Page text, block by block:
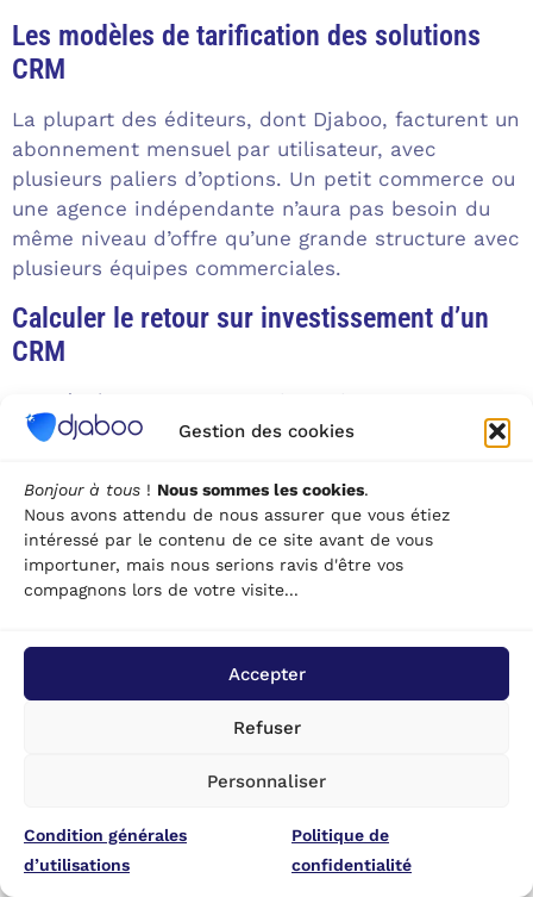
Gestion des cookies
Bonjour à tous ! Nous sommes les cookies.
Nous avons attendu de nous assurer que vous étiez
intéressé par le contenu de ce site avant de vous
importuner, mais nous serions ravis d'être vos
compagnons lors de votre visite...
Accepter
Refuser
Personnaliser
Condition générales
d’utilisations
Politique de
confidentialité
Les modèles de tarification des solutions
CRM
La plupart des éditeurs, dont Djaboo, facturent un
abonnement mensuel par utilisateur, avec
plusieurs paliers d’options. Un petit commerce ou
une agence indépendante n’aura pas besoin du
même niveau d’offre qu’une grande structure avec
plusieurs équipes commerciales.
Calculer le retour sur investissement d’un
CRM
Pour évaluer ce retour sur investissement,
comparez le coût mensuel à ce que chaque
ventes mieux suivies, et à la réduction des ventes
perdues faute de relance. Pour la plupart des
entreprises, ce calcul penche rapidement en sa
faveur, dès que l’équipe dépasse quelques
CRM et RGPD : encadrer la
gestion des données
En résumé, un CRM bien choisi combine trois
piliers : centraliser l’information client, faciliter le